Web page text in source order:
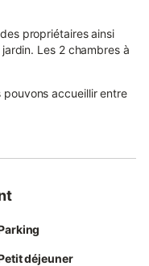
propriétaires ainsi
à
accueillir entre
bébé disponible.
chambre 1 et 2.
déjeuner